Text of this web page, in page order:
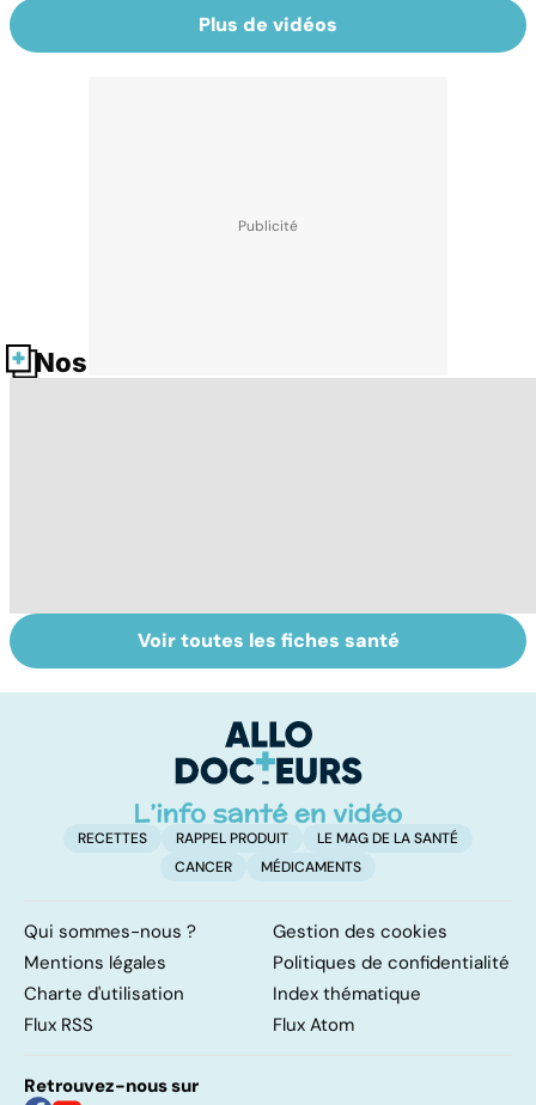
Plus de vidéos
Nos fiches santé
Tout savoir sur
les infections
Légionellose, une
infection
parfois mortelle
Voir toutes les fiches santé
RECETTES RAPPEL PRODUIT
LE MAG DE LA SANTÉ
CANCER
MÉDICAMENTS
Qui sommes-nous ?
Gestion des cookies
Mentions légales
Politiques de confidentialité
Charte d'utilisation
Index thématique
Flux RSS
Flux Atom
Retrouvez-nous sur